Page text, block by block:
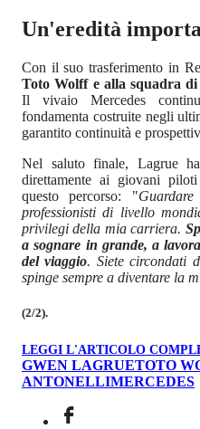
Un'eredità
Con il suo trasferimento in
Toto Wolff e alla squadra
Il vivaio Mercedes
fondamenta costruite negli
garantito continuità e
Nel saluto finale, Lagrue
direttamente ai giovani
questo percorso: "
professionisti di livello
privilegi della mia carriera.
a sognare in grande, a
del viaggio. Siete circondati
spinge sempre a diventare la
(2/2).
LEGGI L'ARTICOLO
GWEN LAGRUETOTO
ANTONELLIMERCEDES